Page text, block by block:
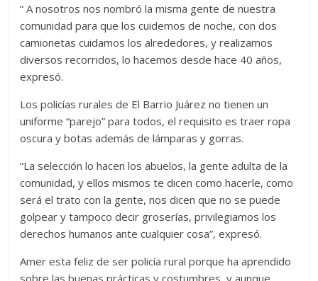
“ A nosotros nos nombró la misma gente de nuestra
comunidad para que los cuidemos de noche, con dos
camionetas cuidamos los alrededores, y realizamos
diversos recorridos, lo hacemos desde hace 40 años,
expresó.
Los policías rurales de El Barrio Juárez no tienen un
uniforme “parejo” para todos, el requisito es traer ropa
oscura y botas además de lámparas y gorras.
“La selección lo hacen los abuelos, la gente adulta de la
comunidad, y ellos mismos te dicen como hacerle, como
será el trato con la gente, nos dicen que no se puede
golpear y tampoco decir groserías, privilegiamos los
derechos humanos ante cualquier cosa”, expresó.
Amer esta feliz de ser policía rural porque ha aprendido
sobre las buenas prácticas y costumbres, y aunque